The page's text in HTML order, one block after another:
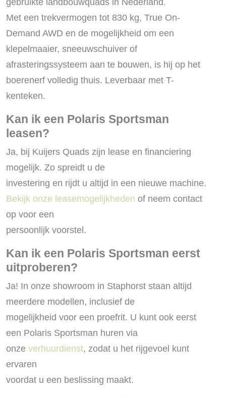
gebruikte landbouwquads in Nederland.
Met een trekvermogen tot 830 kg, True On-
Demand AWD en de mogelijkheid om een
klepelmaaier, sneeuwschuiver of
afrasteringssysteem aan te bouwen, is hij op het
boerenerf volledig thuis. Leverbaar met T-
kenteken.
Kan ik een Polaris Sportsman
leasen?
Ja, bij Kuijers Quads zijn lease en financiering
mogelijk. Zo spreidt u de
investering en rijdt u altijd in een nieuwe machine.
Bekijk onze leasemogelijkheden of neem contact
op voor een
persoonlijk voorstel.
Kan ik een Polaris Sportsman eerst
uitproberen?
Ja! In onze showroom in Staphorst staan altijd
meerdere modellen, inclusief de
mogelijkheid voor een proefrit. U kunt ook eerst
een Polaris Sportsman huren via
onze verhuurdienst, zodat u het rijgevoel kunt
ervaren
voordat u een beslissing maakt.